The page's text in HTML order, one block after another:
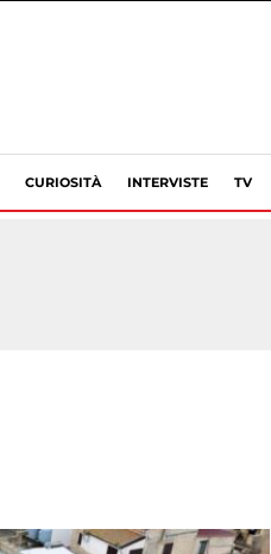
CURIOSITÀ INTERVISTE TV